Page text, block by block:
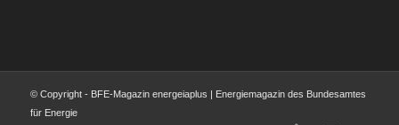
© Copyright - BFE-Magazin energeiaplus | Energiemagazin des Bundesamtes
für Energie